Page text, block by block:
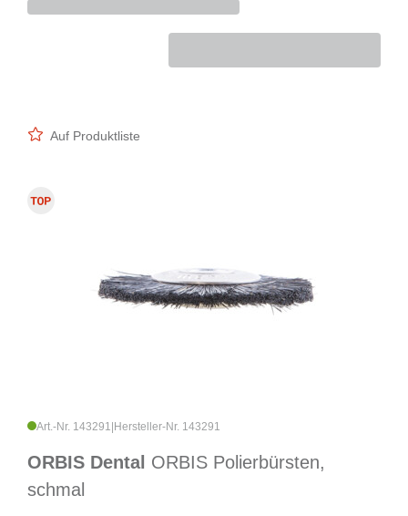
Auf Produktliste
Art.-Nr. 143291 Hersteller-Nr. 143291
ORBIS Dental ORBIS Polierbürsten,
schmal